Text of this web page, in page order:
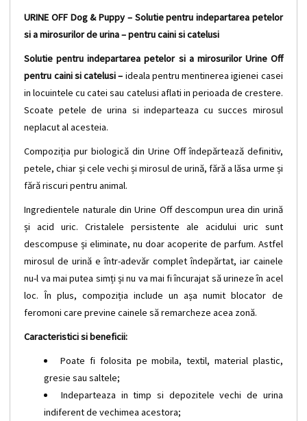
URINE OFF Dog & Puppy – Solutie pentru indepartarea petelor
si a mirosurilor de urina – pentru caini si catelusi
Solutie pentru indepartarea petelor si a mirosurilor Urine Off
pentru caini si catelusi – ideala pentru mentinerea igienei casei
in locuintele cu catei sau catelusi aflati in perioada de crestere.
Scoate petele de urina si indeparteaza cu succes mirosul
neplacut al acesteia.
Compoziția pur biologică din Urine Off îndepărtează definitiv,
petele, chiar și cele vechi și mirosul de urină, fără a lăsa urme și
fără riscuri pentru animal.
Ingredientele naturale din Urine Off descompun urea din urină
și acid uric. Cristalele persistente ale acidului uric sunt
descompuse și eliminate, nu doar acoperite de parfum. Astfel
mirosul de urină e într-adevăr complet îndepărtat, iar cainele
nu-l va mai putea simți și nu va mai fi încurajat să urineze în acel
loc. În plus, compoziția include un așa numit blocator de
feromoni care previne cainele să remarcheze acea zonă.
Caracteristici si beneficii:
Poate fi folosita pe mobila, textil, material plastic,
gresie sau saltele;
Indeparteaza in timp si depozitele vechi de urina
indiferent de vechimea acestora;